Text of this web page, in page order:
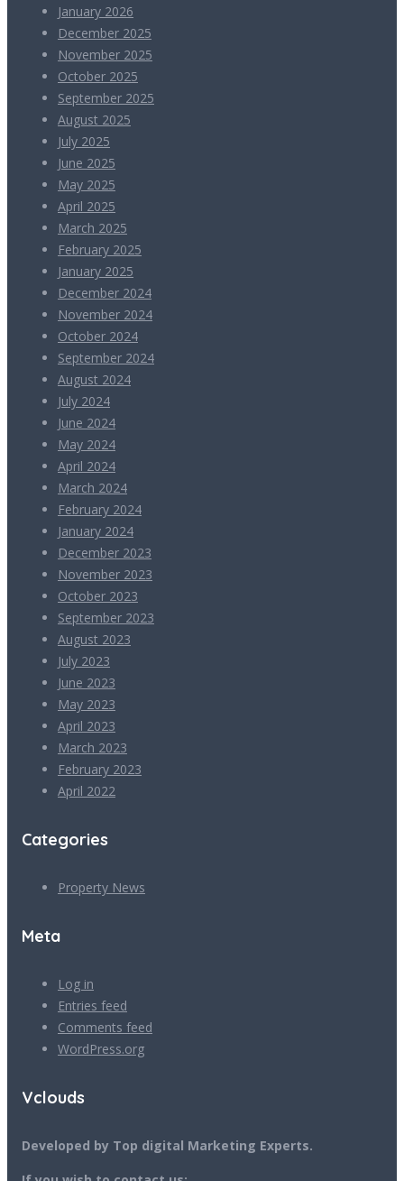
January 2026
December 2025
November 2025
October 2025
September 2025
August 2025
July 2025
June 2025
May 2025
April 2025
March 2025
February 2025
January 2025
December 2024
November 2024
October 2024
September 2024
August 2024
July 2024
June 2024
May 2024
April 2024
March 2024
February 2024
January 2024
December 2023
November 2023
October 2023
September 2023
August 2023
July 2023
June 2023
May 2023
April 2023
March 2023
February 2023
April 2022
Categories
Property News
Meta
Log in
Entries feed
Comments feed
WordPress.org
Vclouds
Developed by Top digital Marketing Experts.